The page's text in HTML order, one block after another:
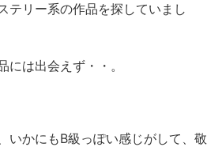
テリー系の作品を探していまし
は出会えず・・。
いかにもB級っぽい感じがして、敬